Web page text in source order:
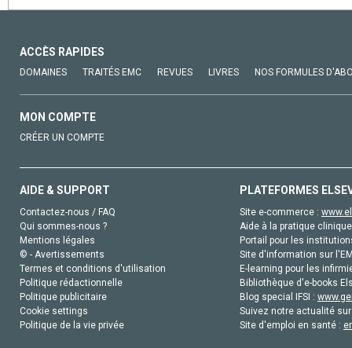
ACCÈS RAPIDES
DOMAINES TRAITÉS EMC REVUES LIVRES NOS FORMULES
MON COMPTE
CRÉER UN COMPTE
AIDE & SUPPORT
Contactez-nous / FAQ
Qui sommes-nous ?
Mentions légales
© - Avertissements
Termes et conditions d'utilisation
Politique rédactionnelle
Politique publicitaire
Cookie settings
Politique de la vie privée
PLATEFORMES
Site e-commerce :
Aide à la pratique
Portail pour les
Site d'information sur
E-learning pour les
Bibliothèque d'e-books
Blog special IFSI :
Suivez notre actualité
Site d'emploi en santé :